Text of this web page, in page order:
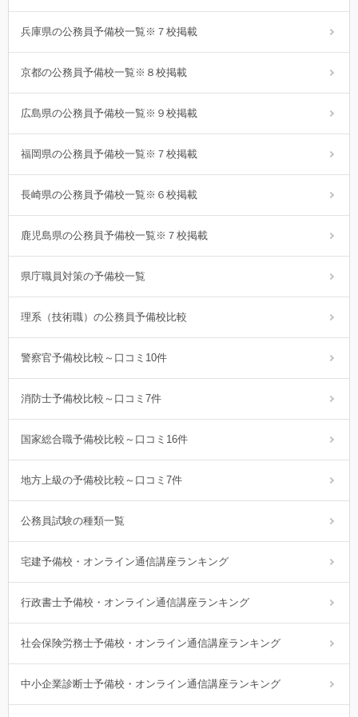
兵庫県の公務員予備校一覧※７校掲載
京都の公務員予備校一覧※８校掲載
広島県の公務員予備校一覧※９校掲載
福岡県の公務員予備校一覧※７校掲載
長崎県の公務員予備校一覧※６校掲載
鹿児島県の公務員予備校一覧※７校掲載
県庁職員対策の予備校一覧
理系（技術職）の公務員予備校比較
警察官予備校比較～口コミ10件
消防士予備校比較～口コミ7件
国家総合職予備校比較～口コミ16件
地方上級の予備校比較～口コミ7件
公務員試験の種類一覧
宅建予備校・オンライン通信講座ランキング
行政書士予備校・オンライン通信講座ランキング
社会保険労務士予備校・オンライン通信講座ランキング
中小企業診断士予備校・オンライン通信講座ランキング